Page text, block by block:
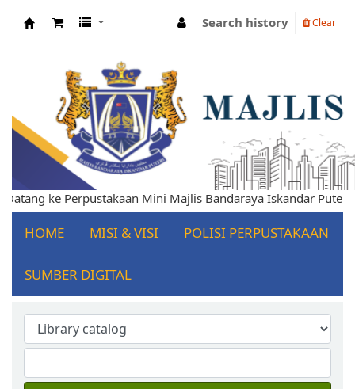
Search history Clear
Datang ke Perpustakaan Mini Majlis Bandaraya Iskandar
HOME MISI & VISI POLISI PERPUSTAKAAN
SUMBER DIGITAL